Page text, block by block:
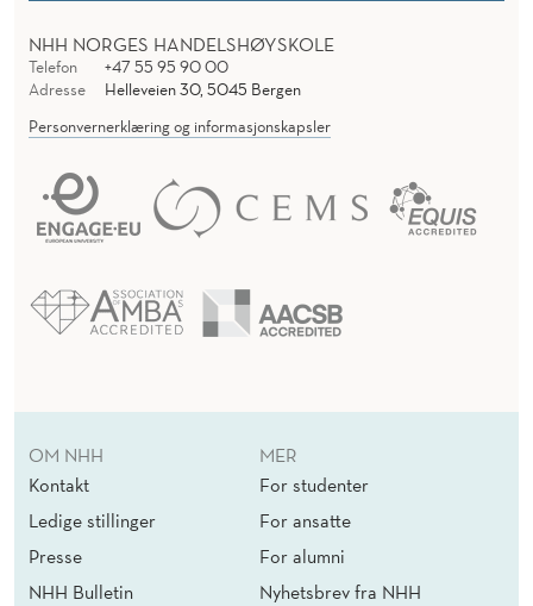
NHH NORGES HANDELSHØYSKOLE
Telefon
+47 55 95 90 00
Adresse
Helleveien 30, 5045 Bergen
Personvernerklæring og informasjonskapsler
OM NHH
Kontakt
Ledige stillinger
Presse
NHH Bulletin
MER
For studenter
For ansatte
For alumni
Nyhetsbrev fra NHH